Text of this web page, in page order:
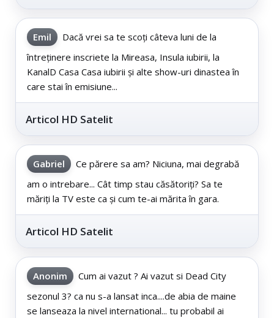
Emil
Dacă vrei sa te scoți câteva luni de la
întreținere inscriete la Mireasa, Insula iubirii, la
KanalD Casa Casa iubirii și alte show-uri dinastea în
care stai în emisiune...
Articol HD Satelit
Gabriel
Ce părere sa am? Niciuna, mai degrabă
am o intrebare... Cât timp stau căsătoriți? Sa te
măriți la TV este ca și cum te-ai mărita în gara.
Articol HD Satelit
Anonim
Cum ai vazut ? Ai vazut si Dead City
sezonul 3? ca nu s-a lansat inca....de abia de maine
se lanseaza la nivel international... tu probabil ai